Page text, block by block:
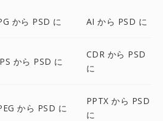
から PSD に AI から PSD に
から PSD に
CDR から PSD
に
から PSD に
PPTX から PSD
に